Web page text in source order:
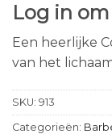
Log in
Een heerlijke
van het
SKU: 913
Categorieën: